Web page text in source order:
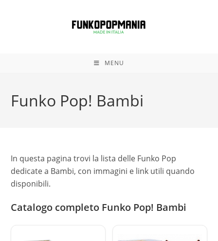
MENU
Funko Pop! Bambi
In questa pagina trovi la lista delle Funko Pop
dedicate a Bambi, con immagini e link utili quando
disponibili.
Catalogo completo Funko Pop! Bambi